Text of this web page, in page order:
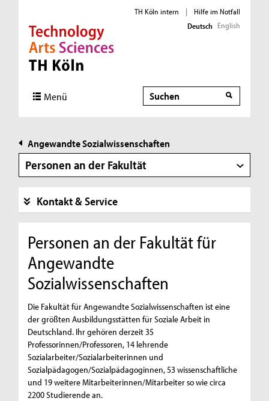
Direkt zur Hauptnavigation
Direkt zur Subnavigation
Direkt zum Inhalt
Direkt zum Fußbereich
TH Köln intern |
Hilfe im Notfall
Deutsch English
Menü Suche
Suche
Angewandte Sozialwissenschaften
Personen an der Fakultät
Kontakt & Service
Personen an der Fakultät für
Angewandte
Sozialwissenschaften
Die Fakultät für Angewandte Sozialwissenschaften ist eine
der größten Ausbildungsstätten für Soziale Arbeit in
Deutschland. Ihr gehören derzeit 35
Professorinnen/Professoren, 14 lehrende
Sozialarbeiter/Sozialarbeiterinnen und
Sozialpädagogen/Sozialpädagoginnen, 53 wissenschaftliche
und 19 weitere Mitarbeiterinnen/Mitarbeiter so wie circa
2200 Studierende an.